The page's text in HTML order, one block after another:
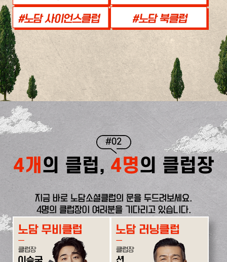
#02
4개 의 클럽, 4명의 클럽장
지금 바로 노담소셜클럽의 문을 두드려보세요.
4명의 클럽장이 여러분을 기다리고 있습니다.